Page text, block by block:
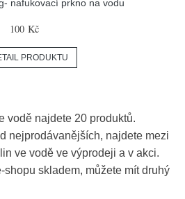
nafukovací prkno na vodu
100 Kč
PRODUKTU
vodě najdete 20 produktů.
nejprodávanějších, najdete mezi
ve vodě ve výprodeji a v akci.
shopu skladem, můžete mít druhý